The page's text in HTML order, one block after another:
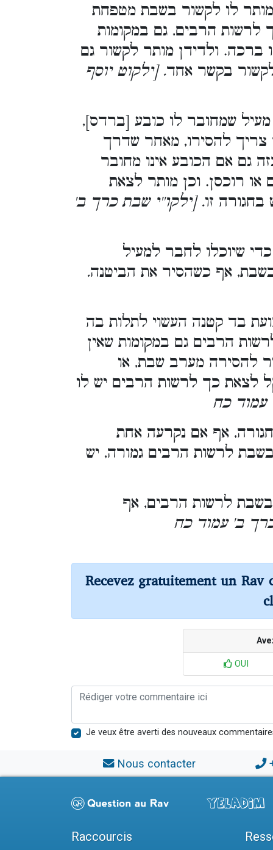
לו לקשור בשבת מטפחת
הרבים, גם במקומות
ברכה. ולדידן מותר לקשור גם
בקשר אחד. [ילקוט יוסף
שמחובר לו כובע [ברדס],
צריך להסירו, מאחר שדרך
גם אם הכובע אינו מחובר
רוכסן. וכן מותר לצאת
זו. [ילקו''י שבת כרך ב'
שיוכלו לחבר למעיל
אף כשהסיר את הביטנה.
בד קטנה העשוי לתלות בה
הרבים גם במקומות שאין
להסירה מערב שבת, או
לצאת כך לרשות הרבים יש לו
עמוד כח
אף אם נקרעה אחת
לרשות הרבים גמורה, יש
לרשות הרבים, אף
ב' עמוד כח
Recevez gratuitement un Rav
OUI
Je veux être averti des nouveaux
Nous contacter
Raccourcis